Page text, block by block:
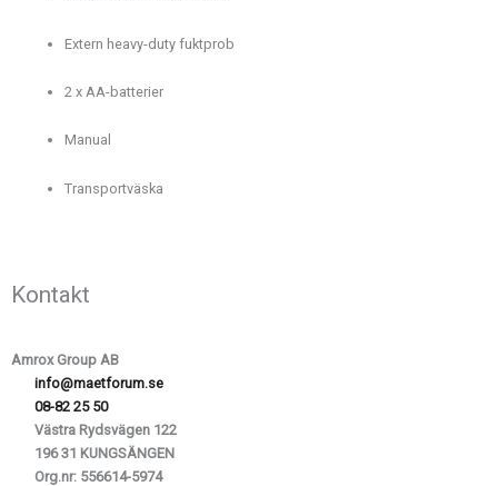
Extern heavy-dutyfuktprob
2x AA-batterier
Manual
Transportväska
Kontakt
Amrox Group AB
info@maetforum.se
08-82 25 50
Västra Rydsvägen 122
196 31 KUNGSÄNGEN
Org.nr:556614-5974